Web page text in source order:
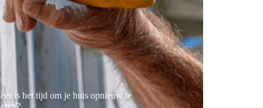
is het tijd om je huis opnieuw te